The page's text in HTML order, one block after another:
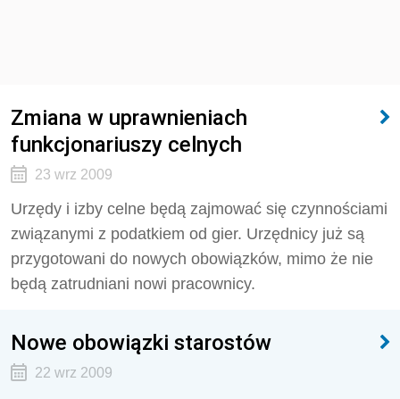
Zmiana w uprawnieniach
funkcjonariuszy celnych
23 wrz 2009
Urzędy i izby celne będą zajmować się czynnościami
związanymi z podatkiem od gier. Urzędnicy już są
przygotowani do nowych obowiązków, mimo że nie
będą zatrudniani nowi pracownicy.
Nowe obowiązki starostów
22 wrz 2009